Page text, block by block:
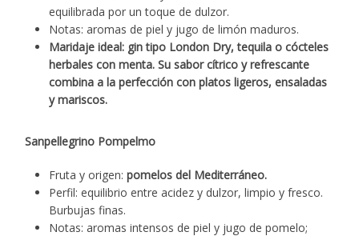
equilibrada por un toque de dulzor.
Notas: aromas de piel y jugo de limón maduros.
Maridaje ideal: gin tipo London Dry, tequila o cócteles
herbales con menta. Su sabor cítrico y refrescante
combina a la perfección con platos ligeros, ensaladas
y mariscos.
Sanpellegrino Pompelmo
Fruta y origen:pomelos del Mediterráneo.
Perfil: equilibrio entre acidez y dulzor, limpio y fresco.
Burbujas finas.
Notas: aromas intensos de piel y jugo de pomelo;